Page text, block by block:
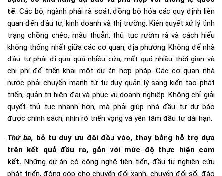
tế. Các bộ, ngành phải rà soát, đồng bộ hóa các quy định liên
quan đến đầu tư, kinh doanh và thị trường. Kiên quyết xử lý tình
trạng chồng chéo, mâu thuẫn, thủ tục rườm rà và cách hiểu
không thống nhất giữa các cơ quan, địa phương. Không để nhà
đầu tư phải đi qua quá nhiều cửa, mất quá nhiều thời gian và
chi phí để triển khai một dự án hợp pháp. Các cơ quan nhà
nước phải chuyển mạnh từ tư duy quản lý sang kiến tạo phát
triển, quản trị hiện đại và phục vụ doanh nghiệp. Không chỉ giải
quyết thủ tục nhanh hơn, mà phải giúp nhà đầu tư dự báo
được chính sách, nhìn rõ triển vọng và yên tâm đầu tư dài hạn.
Thứ ba, bỏ tư duy ưu đãi đầu vào, thay bằng hỗ trợ dựa
trên kết quả đầu ra, gắn với mức độ thực hiện cam
kết. Những dự án có công nghệ tiên tiến, đầu tư nghiên cứu
phát triển, đóng góp cho chuyển đổi xanh, chuyển đổi số, đào